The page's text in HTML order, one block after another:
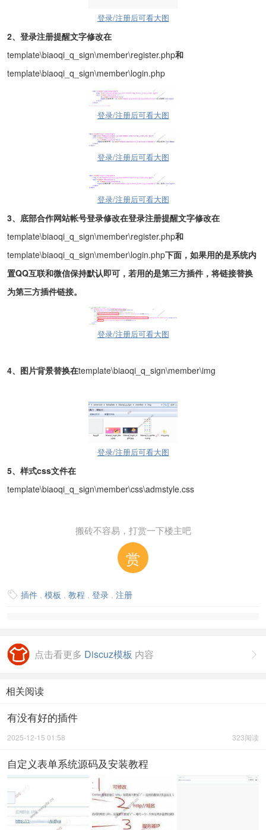
登录/注册后可看大图
2、登录注册提醒文字修改在
template\biaoqi_q_sign\member\register.php和
template\biaoqi_q_sign\member\login.php
登录/注册后可看大图
登录/注册后可看大图
登录/注册后可看大图
3、底部合作网站帐号登录修改在登录注册提醒文字修改在
template\biaoqi_q_sign\member\register.php和
template\biaoqi_q_sign\member\login.php下面，如果用的是系统内
置QQ互联和微信保持默认即可，若用的是第三方插件，将链接替换
为第三方插件链接。
登录/注册后可看大图
4、图片背景替换在template\biaoqi_q_sign\member\img
登录/注册后可看大图
5、样式css文件在
template\biaoqi_q_sign\member\css\admstyle.css
搬砖不容易，打赏一下楼主吧
赏
 插件 , 模板 , 教程 , 登录 , 注册

点击看更多 Discuz模板 内容
相关阅读
有没有好的插件
323阅读
2025-12-15 01:58
自定义表单系统源码及安装教程